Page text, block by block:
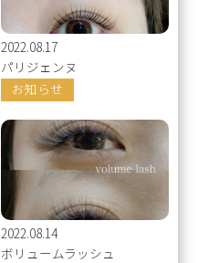
2022.08.17
パリジェンヌ
お知らせ
2022.08.14
ボリュームラッシュ